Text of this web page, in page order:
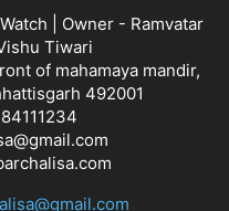
| Owner - Ramvatar
Tiwari
of mahamaya mandir,
492001